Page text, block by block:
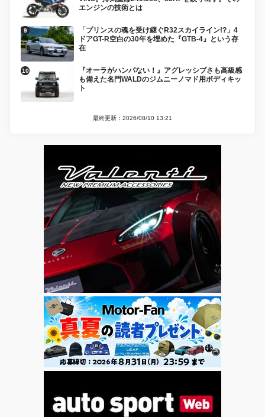
エンジンの技術とは
「プリンスの魂を受け継ぐR32スカイライン!?」4
ドアGT-R空白の30年を埋めた『GTB-4』という存
在
『オーラがハンパない！』アグレッシブさも高級感
も備えた名門WALDのジムニーノマド用ボディキッ
ト
最終更新：2026/08/10 13:21